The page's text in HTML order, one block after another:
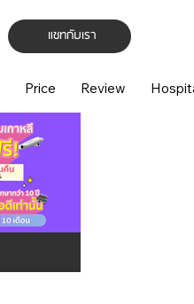
แชทกับเรา
Price Review